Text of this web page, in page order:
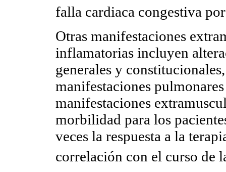
falla cardiaca congestiva
Otras manifestaciones
inflamatorias incluyen
generales y
manifestaciones
manifestaciones
morbilidad para los
veces la respuesta a la
correlación con el curso de